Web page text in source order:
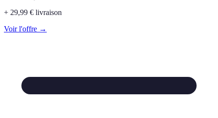
+ 29,99 € livraison
Voir l'offre →